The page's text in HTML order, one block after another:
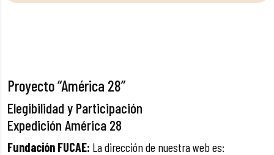
Proyecto “América 28”
Elegibilidad y Participación
Expedición América 28
Fundación FUCAE: La dirección de nuestra web es: